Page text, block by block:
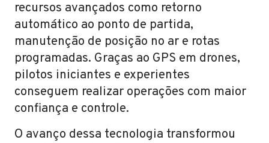
recursos avançados como retorno
automático ao ponto de partida,
manutenção de posição no ar e rotas
programadas. Graças ao GPS em drones,
pilotos iniciantes e experientes
conseguem realizar operações com maior
confiança e controle.
O avanço dessa tecnologia transformou